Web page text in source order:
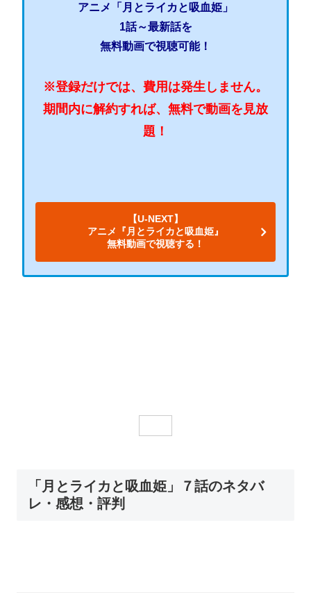
アニメ「月とライカと吸血姫」
1話～最新話を
無料動画で視聴可能！
※登録だけでは、費用は発生しません。
期間内に解約すれば、無料で動画を見放
題！
【U-NEXT】
アニメ『月とライカと吸血姫』
無料動画で視聴する！
「月とライカと吸血姫」７話のネタバ
レ・感想・評判